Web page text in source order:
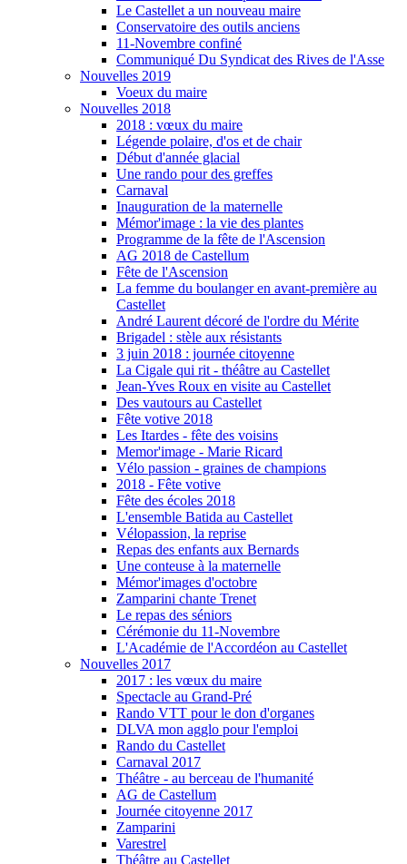
Le Castellet a un nouveau maire
Conservatoire des outils anciens
11-Novembre confiné
Communiqué Du Syndicat des Rives de l'Asse
Nouvelles 2019
Voeux du maire
Nouvelles 2018
2018 : vœux du maire
Légende polaire, d'os et de chair
Début d'année glacial
Une rando pour des greffes
Carnaval
Inauguration de la maternelle
Mémor'image : la vie des plantes
Programme de la fête de l'Ascension
AG 2018 de Castellum
Fête de l'Ascension
La femme du boulanger en avant-première au
Castellet
André Laurent décoré de l'ordre du Mérite
Brigadel : stèle aux résistants
3 juin 2018 : journée citoyenne
La Cigale qui rit - théâtre au Castellet
Jean-Yves Roux en visite au Castellet
Des vautours au Castellet
Fête votive 2018
Les Itardes - fête des voisins
Memor'image - Marie Ricard
Vélo passion - graines de champions
2018 - Fête votive
Fête des écoles 2018
L'ensemble Batida au Castellet
Vélopassion, la reprise
Repas des enfants aux Bernards
Une conteuse à la maternelle
Mémor'images d'octobre
Zamparini chante Trenet
Le repas des séniors
Cérémonie du 11-Novembre
L'Académie de l'Accordéon au Castellet
Nouvelles 2017
2017 : les vœux du maire
Spectacle au Grand-Pré
Rando VTT pour le don d'organes
DLVA mon agglo pour l'emploi
Rando du Castellet
Carnaval 2017
Théâtre - au berceau de l'humanité
AG de Castellum
Journée citoyenne 2017
Zamparini
Varestrel
Théâtre au Castellet